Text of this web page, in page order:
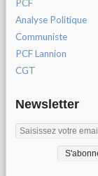
PCF
Analyse Politique
Communiste
PCF Lannion
CGT
Newsletter